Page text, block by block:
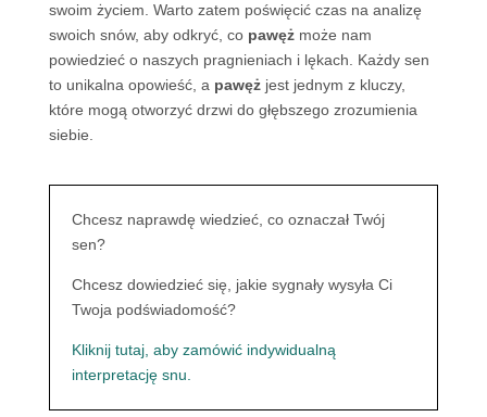
swoim życiem. Warto zatem poświęcić czas na analizę
swoich snów, aby odkryć, co pawężmoże nam
powiedzieć o naszych pragnieniach i lękach. Każdy sen
to unikalna opowieść, a pawężjest jednym z kluczy,
które mogą otworzyć drzwi do głębszego zrozumienia
siebie.
Chcesz naprawdę wiedzieć, co oznaczał Twój
sen?
Chcesz dowiedzieć się, jakie sygnały wysyła Ci
Twoja podświadomość?
Kliknij tutaj, aby zamówić indywidualną
interpretację snu.